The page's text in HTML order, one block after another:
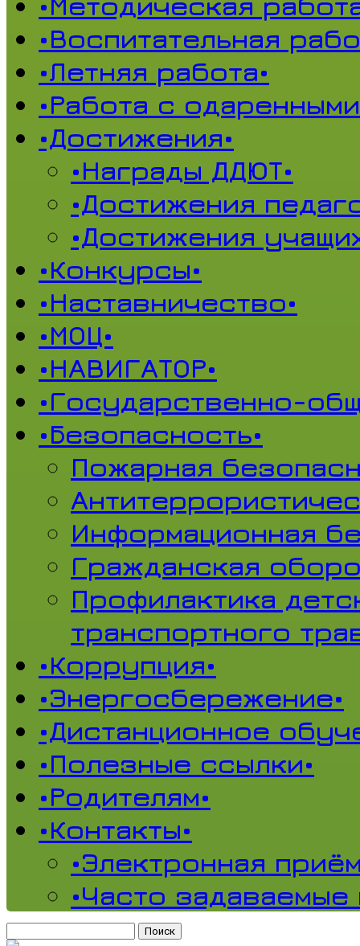
•Воспитательная
•Летняя работа•
•Работа с
•Достижения•
•Награды ДДЮТ•
•Достижения
•Достижения
•Конкурсы•
•Наставничество•
•МОЦ•
•НАВИГАТОР•
•Государственно-
•Безопасность•
Пожарная
Информационная
Гражданская
Профилактика
транспортного
•Коррупция•
•Энергосбережение•
•Дистанционное
•Полезные ссылки•
•Родителям•
•Контакты•
•Электронная
•Часто